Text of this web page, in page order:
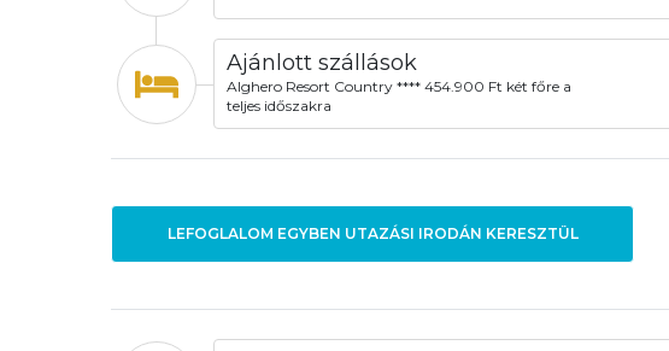
Ajánlott szállások
Alghero Resort Country **** 454.900 Ft két főre a
teljes időszakra
LEFOGLALOM EGYBEN UTAZÁSI IRODÁN KERESZTÜL